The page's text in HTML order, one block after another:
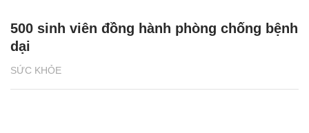
SỨC KHỎE
500 sinh viên đồng hành phòng chống bệnh
dại